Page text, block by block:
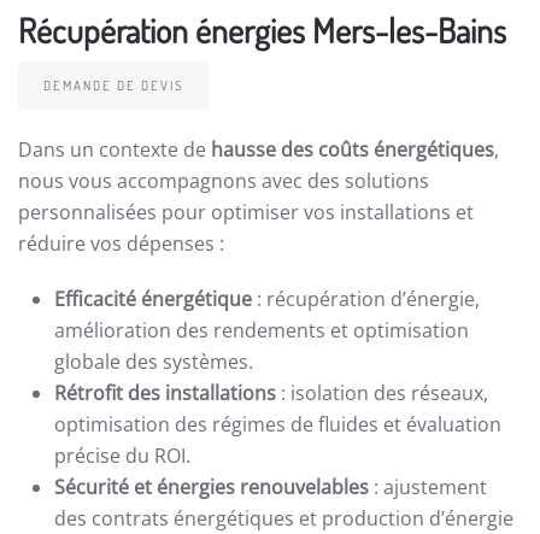
Récupération énergies Mers-les-Bains
DEMANDE DE DEVIS
Dans un contexte de hausse des coûts énergétiques,
nous vous accompagnons avec des solutions
personnalisées pour optimiser vos installations et
réduire vos dépenses :
Efficacité énergétique : récupération d’énergie,
amélioration des rendements et optimisation
globale des systèmes.
Rétrofit des installations : isolation des réseaux,
optimisation des régimes de fluides et évaluation
précise du ROI.
Sécurité et énergies renouvelables : ajustement
des contrats énergétiques et production d’énergie